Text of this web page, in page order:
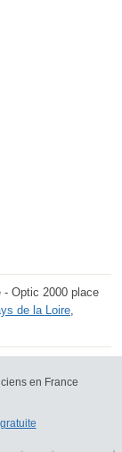
- Optic 2000 place
de la Loire
en France